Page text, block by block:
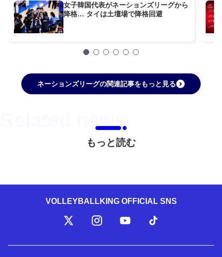
女子韓国代表がネーションズリーグから
降格… タイは土壇場で降格回避
ネーションズリーグの関連記事をもっと見る
もっと読む
VOLLEYBALLKING OFFICIAL SNS